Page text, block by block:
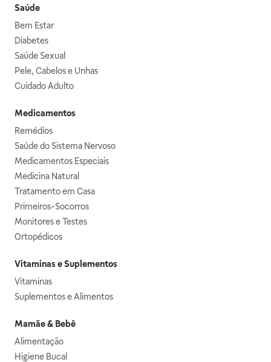
Saúde
Bem Estar
Diabetes
Saúde Sexual
Pele, Cabelos e Unhas
Cuidado Adulto
Medicamentos
Remédios
Saúde do Sistema Nervoso
Medicamentos Especiais
Medicina Natural
Tratamento em Casa
Primeiros-Socorros
Monitores e Testes
Ortopédicos
Vitaminas e Suplementos
Vitaminas
Suplementos e Alimentos
Mamãe & Bebê
Alimentação
Higiene Bucal